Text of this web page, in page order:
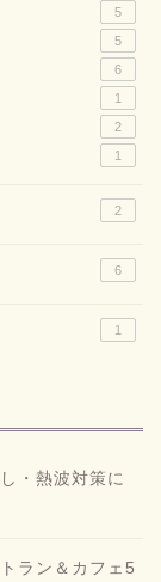
5
5
6
1
2
1
2
6
1
・熱波対策に
ラン＆カフェ5